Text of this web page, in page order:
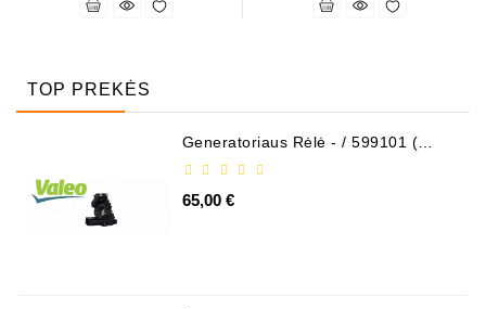
TOP PREKĖS
Generatoriaus Rėlė - / 599101 (
65,00 €